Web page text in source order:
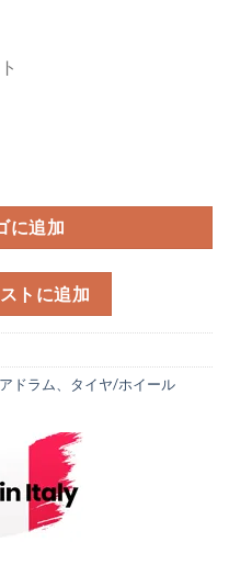
に追加
トに追加
ドラム、タイヤ/ホイール